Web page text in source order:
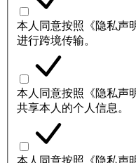
本人同意按照《隐私声
进行跨境传输。
本人同意按照《隐私声
共享本人的个人信息。
本人同意按照《隐私声